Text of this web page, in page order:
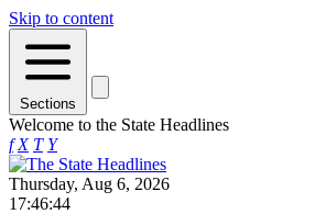
Skip to content
Sections
Welcome to the State Headlines
f X T Y
Thursday, Aug 6, 2026
17:46:45